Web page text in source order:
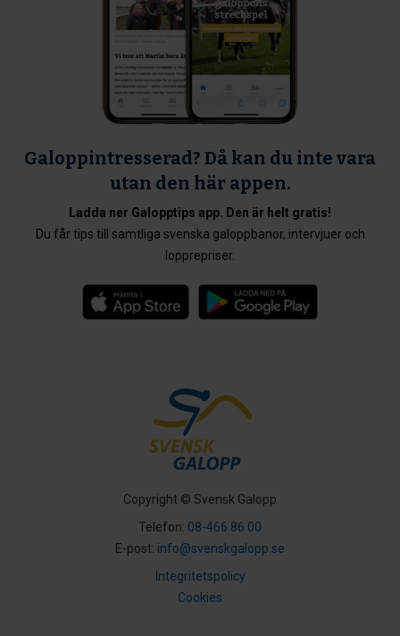
Galoppintresserad? Då kan du inte vara
utan den här appen.
Ladda ner Galopptips app. Den är helt gratis!
Du får tips till samtliga svenska galoppbanor, intervjuer och
lopprepriser.
Copyright © Svensk Galopp
Telefon: 08-466 86 00
E-post: info@svenskgalopp.se
Integritetspolicy
Cookies